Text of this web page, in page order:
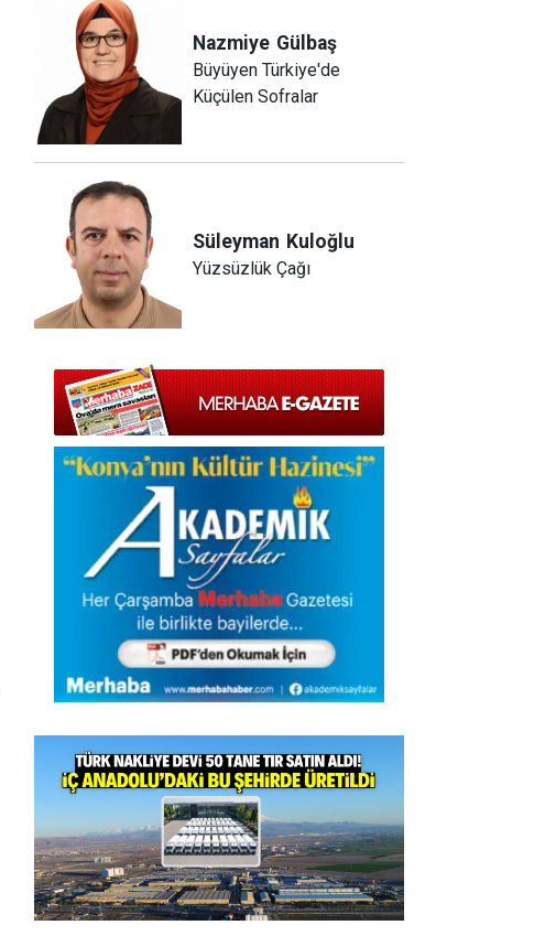
Nazmiye Gülbaş
Büyüyen Türkiye'de
Küçülen Sofralar
Süleyman Kuloğlu
Yüzsüzlük Çağı